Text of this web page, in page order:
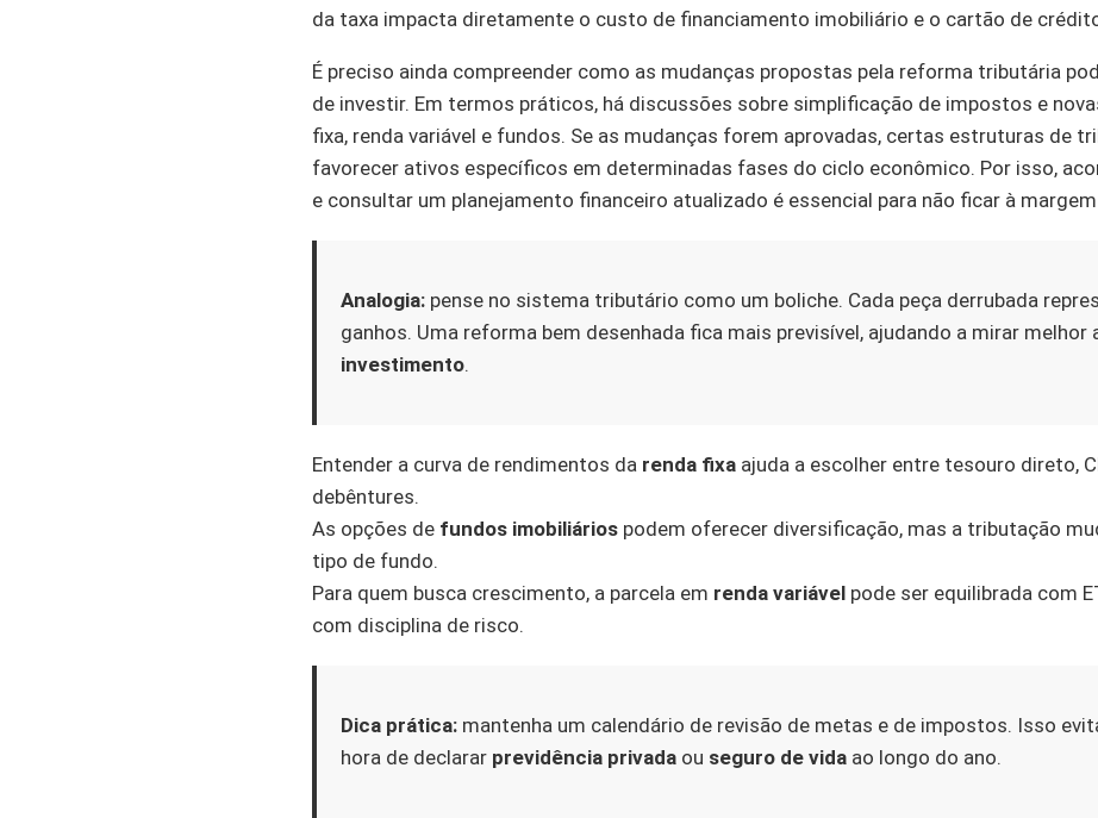
da taxa impacta diretamente o custo de financiamento imobiliário e o cartão de
É preciso ainda compreender como as mudanças propostas pela reforma tributária
de investir. Em termos práticos, há discussões sobre simplificação de impostos e
fixa, renda variável e fundos. Se as mudanças forem aprovadas, certas estruturas de
favorecer ativos específicos em determinadas fases do ciclo econômico. Por isso,
e consultar um planejamento financeiro atualizado é essencial para não ficar à
Analogia: pense no sistema tributário como um boliche. Cada peça derrubada
ganhos. Uma reforma bem desenhada fica mais previsível, ajudando a mirar melhor
investimento.
Entender a curva de rendimentos da renda fixa ajuda a escolher entre tesouro direto,
debêntures.
As opções de fundos imobiliários podem oferecer diversificação, mas a tributação
tipo de fundo.
Para quem busca crescimento, a parcela em renda variável pode ser equilibrada com
com disciplina de risco.
Dica prática: mantenha um calendário de revisão de metas e de impostos. Isso
hora de declarar previdência privada ou seguro de vida ao longo do ano.